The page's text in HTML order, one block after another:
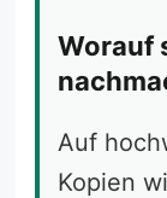
Worauf
Auf
Kopien